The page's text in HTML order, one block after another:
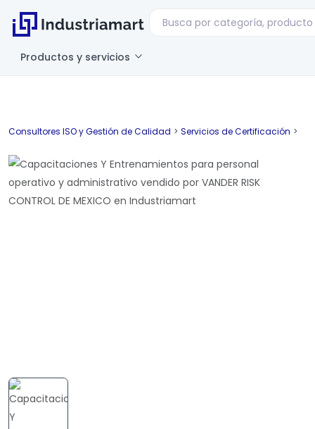
Productos y servicios
Consultores ISO y Gestión de Calidad > Servicios de Certificación >